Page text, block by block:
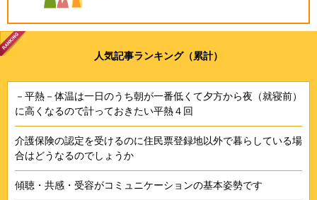
人気記事ランキング（累計）
－平熱－体温は一日のうち朝が一番低くて夕方から夜（就寝前）
に高くなるので計っておきたい平熱４回
介護保険の認定を受けるのに住民票登録地以外で暮らしている場
合はどうなるのでしょうか
傾聴・共感・受容がコミュニケーションの基本姿勢です